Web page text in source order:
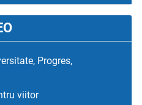
Progres,
viitor